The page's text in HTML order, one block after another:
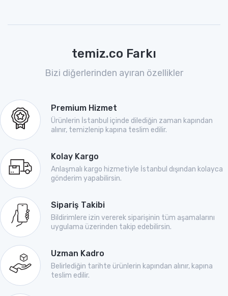
temiz.co Farkı
Bizi diğerlerinden ayıran özellikler
Premium Hizmet
Ürünlerin İstanbul içinde dilediğin zaman kapından
alınır, temizlenip kapına teslim edilir.
Kolay Kargo
Anlaşmalı kargo hizmetiyle İstanbul dışından kolayca
gönderim yapabilirsin.
Sipariş Takibi
Bildirimlere izin vererek siparişinin tüm aşamalarını
uygulama üzerinden takip edebilirsin.
Uzman Kadro
Belirlediğin tarihte ürünlerin kapından alınır, kapına
teslim edilir.